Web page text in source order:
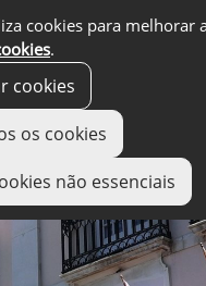
cookies para melhorar
.
cookies
os cookies
não essenciais